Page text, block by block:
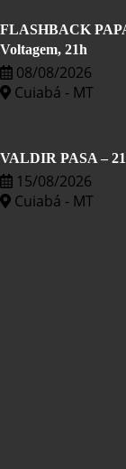
FLASHBACK
Voltagem, 21h
08/08/2026
Cuiabá - MT
VALDIR PASA –
15/08/2026
Cuiabá - MT